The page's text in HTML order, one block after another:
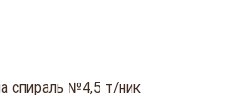
спираль №4,5 т/ник